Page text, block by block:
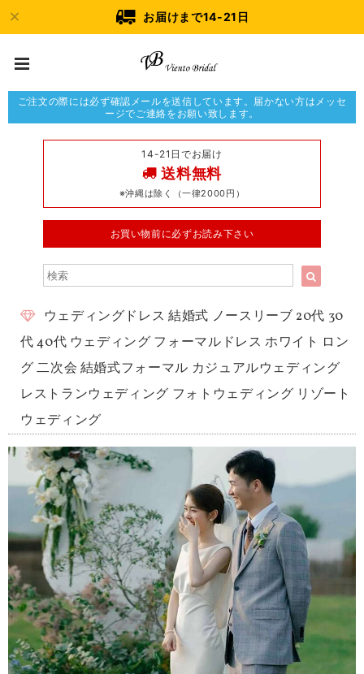
お届けまで14-21日
ご注文の際には必ず確認メールを送信しています。届かない方はメッセ
ージでご連絡をお願い致します。
14-21日でお届け
送料無料
※沖縄は除く（一律2000円）
お買い物前に必ずお読み下さい
ウェディングドレス 結婚式 ノースリーブ 20代 30
代 40代 ウェディング フォーマルドレス ホワイト ロン
グ 二次会 結婚式フォーマル カジュアルウェディング
レストランウェディング フォトウェディング リゾート
ウェディング